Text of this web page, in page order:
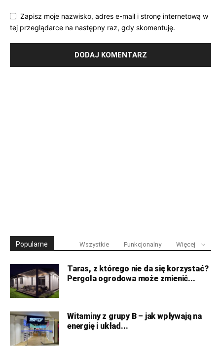
Zapisz moje nazwisko, adres e-mail i stronę internetową w
tej przeglądarce na następny raz, gdy skomentuję.
Popularne Wszystkie Funkcjonalny Więcej
Taras, z którego nie da się korzystać?
Pergola ogrodowa może zmienić...
Witaminy z grupy B – jak wpływają na
energię i układ...